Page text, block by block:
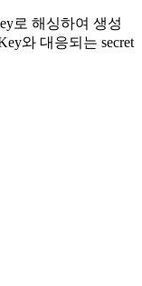
로 해싱하여 생성
와 대응되는 secret